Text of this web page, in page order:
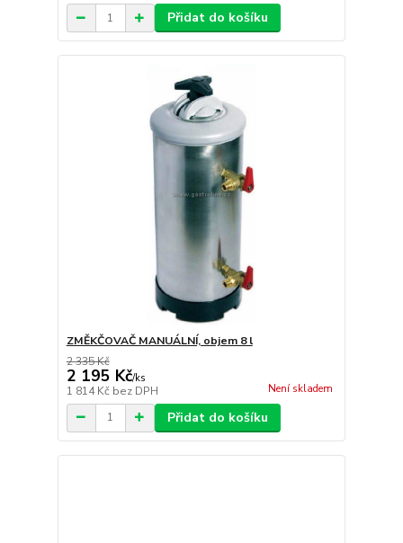
Přidat do košíku
ZMĚKČOVAČ MANUÁLNÍ, objem 8 l
2 335 Kč
2 195 Kč/ks
1 814 Kč bez DPH Není skladem
Přidat do košíku